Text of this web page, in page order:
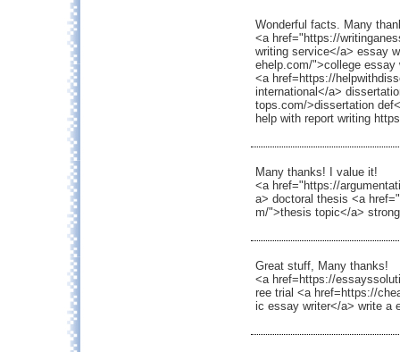
Wonderful facts. Many
<a href="https://
writing service</a> essay
ehelp.com/">college
<a href=https://
international</a>
tops.com/>dissertation
help with report writing
Many thanks! I value it!
<a href="https://
a> doctoral thesis <a
m/">thesis topic</a>
Great stuff, Many thanks!
<a href=https://
ree trial <a href=https://
ic essay writer</a> write a